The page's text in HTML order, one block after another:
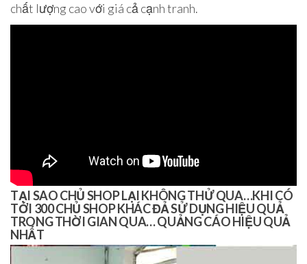
chất lượng cao với giá cả cạnh tranh.
TẠI SAO CHỦ SHOP LẠI KHÔNG THỬ QUA…KHI CÓ
TỚI 300 CHỦ SHOP KHÁC ĐẢ SỬ DỤNG HIỆU QUẢ
TRONG THỜI GIAN QUA… QUẢNG CÁO HIỆU QUẢ
NHẤT